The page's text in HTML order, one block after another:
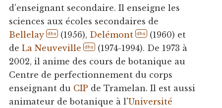
d'enseignant secondaire. Il enseigne les
sciences aux écoles secondaires de
Bellelay
dhs (1956), Delémont dhs (1960) et
de La Neuveville dhs (1974-1994). De 1973 à
2002, il anime des cours de botanique au
Centre de perfectionnement du corps
enseignant du CIP de Tramelan. Il est aussi
animateur de botanique à l'Université